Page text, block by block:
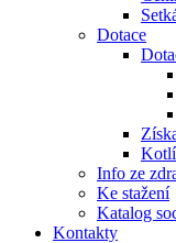
Dotace
Info ze
Ke stažení
Katalog
Kontakty